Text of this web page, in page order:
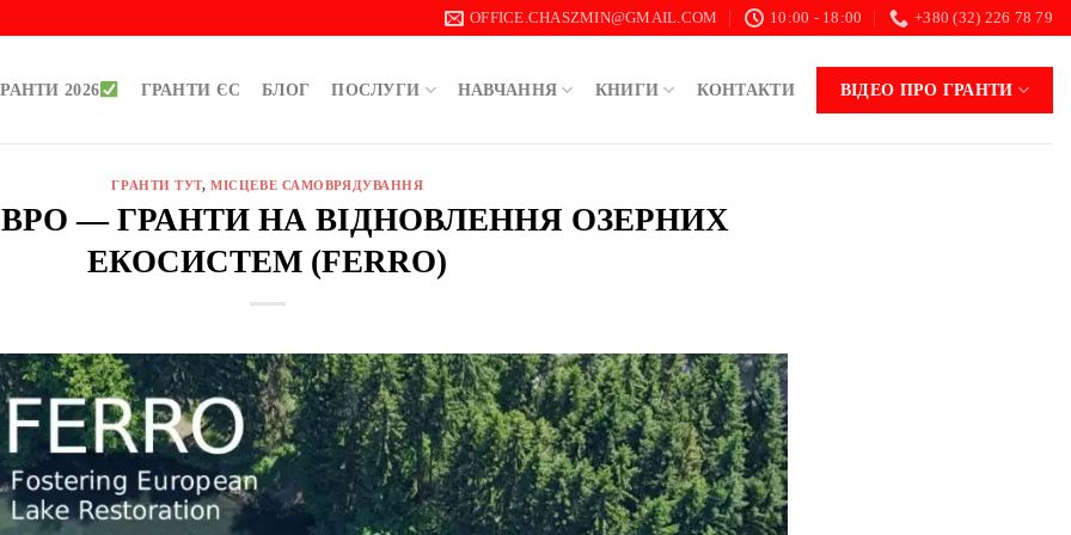
OFFICE.CHASZMIN@GMAIL.COM 10:00 - 18:00 +380 (32) 226 78 79
2026 ГРАНТИ ЄС БЛОГ ПОСЛУГИ НАВЧАННЯ КНИГИ КОНТАКТИ ВІДЕО ПРО ГРАНТИ
ГРАНТИ ТУТ,МІСЦЕВЕ САМОВРЯДУВАННЯ
— ГРАНТИ НА ВІДНОВЛЕННЯ ОЗЕРНИХ
ЕКОСИСТЕМ (FERRO)